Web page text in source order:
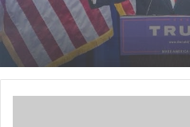
الولايات المتحدة تعلق خدمات التأشيرات في
نواكشوط و 22 دولة إفريقية اعتبارًا من 1 أغسطس